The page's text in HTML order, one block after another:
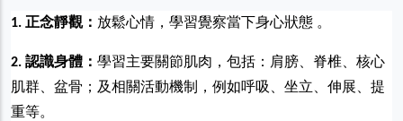
1. 正念靜觀： 放鬆心情，學習覺察當下身心狀態 。
2. 認識身體： 學習主要關節肌肉，包括：肩膀、脊椎、核心
肌群、盆骨；及相關活動機制，例如呼吸、坐立、伸展、提
重等。